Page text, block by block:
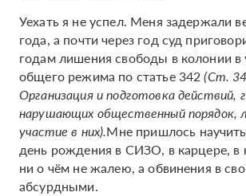
Уехать я не успел. Меня задержали
года, а почти через год суд
годам лишения свободы в колонии в
общего режима по статье 342(Ст.
Организация и подготовка действий,
нарушающих общественный порядок,
участие в них).Мне пришлось
день рождения в СИЗО, в карцере, в
ни о чём не жалею, а обвинения в
абсурдными.